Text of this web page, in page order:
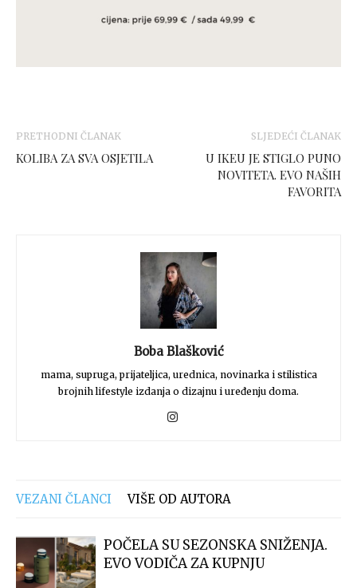
PRETHODNI ČLANAK
KOLIBA ZA SVA OSJETILA
SLJEDEĆI ČLANAK
U IKEU JE STIGLO PUNO
NOVITETA. EVO NAŠIH
FAVORITA
Boba Blašković
mama, supruga, prijateljica, urednica, novinarka i stilistica
brojnih lifestyle izdanja o dizajnu i uređenju doma.
VEZANI ČLANCI VIŠE OD AUTORA
POČELA SU SEZONSKA SNIŽENJA.
EVO VODIČA ZA KUPNJU